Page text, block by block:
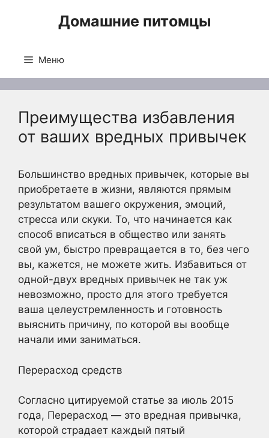
Домашние питомцы
Меню
Преимущества избавления
от ваших вредных привычек
Большинство вредных привычек, которые вы
приобретаете в жизни, являются прямым
результатом вашего окружения, эмоций,
стресса или скуки. То, что начинается как
способ вписаться в общество или занять
свой ум, быстро превращается в то, без чего
вы, кажется, не можете жить. Избавиться от
одной-двух вредных привычек не так уж
невозможно, просто для этого требуется
ваша целеустремленность и готовность
выяснить причину, по которой вы вообще
начали ими заниматься.
Перерасход средств
Согласно цитируемой статье за июль 2015
года, Перерасход — это вредная привычка,
которой страдает каждый пятый